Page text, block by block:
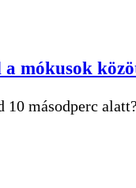
a mókusok
másodperc